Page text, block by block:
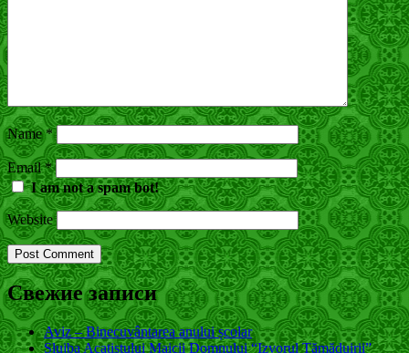
Name*
Email*
I am not a spam bot!
Website
Свежие записи
Aviz – Binecuvântarea anului școlar
Slujba Acatistului Maicii Domnului “Izvorul Tămăduirii”